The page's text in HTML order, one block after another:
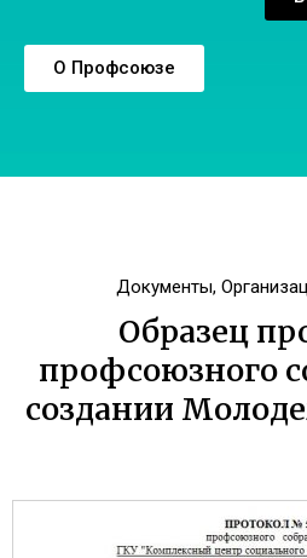
О Профсоюзе
Документы,
Образец
профсоюзного
создании